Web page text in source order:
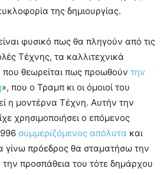
της δημιουργίας.
φυσικό πως θα πληγούν από τις
Τέχνης, τα καλλιτεχνικά
που θεωρείται πως προωθούν την
», που ο Τραμπ κι οι όμοιοί του
η μοντέρνα Τέχνη. Αυτήν την
χρησιμοποιήσει ο επόμενος
συμμεριζόμενος απόλυτα και
γίνω πρόεδρος θα σταματήσω την
προσπάθεια του τότε δημάρχου